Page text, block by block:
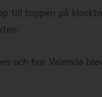
till toppen på
och hur Valencia